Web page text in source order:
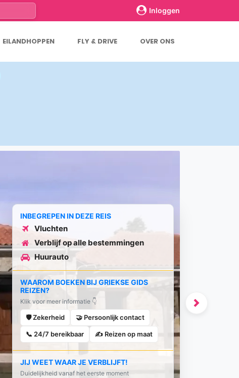
Inloggen
EILANDHOPPEN FLY & DRIVE OVER ONS
Next
INBEGREPEN IN DEZE REIS
Vluchten
Verblijf op alle bestemmingen
Huurauto
WAAROM BOEKEN BIJ GRIEKSE GIDS
REIZEN?
Klik voor meer informatie 👇
🛡️ Zekerheid 🤝 Persoonlijk contact
📞 24/7 bereikbaar ✍️ Reizen op maat
JIJ WEET WAAR JE VERBLIJFT!
Duidelijkheid vanaf het eerste moment